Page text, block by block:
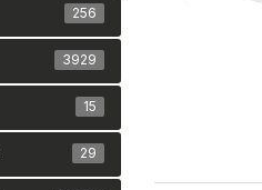
256
3929
15
29